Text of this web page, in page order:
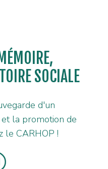
SOCIALE
d'un
la promotion de
le CARHOP !